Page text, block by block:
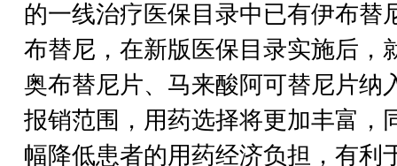
的一线治疗医保目录中已有伊布替
布替尼，在新版医保目录实施后，
奥布替尼片、马来酸阿可替尼片纳
报销范围，用药选择将更加丰富，
幅降低患者的用药经济负担，有利